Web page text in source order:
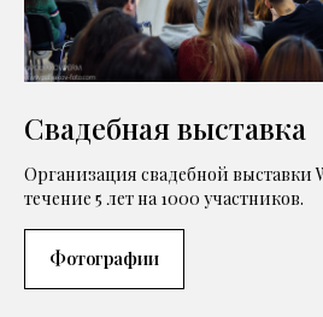
Свадебная выставка
Организация свадебной выставки
течение 5 лет на 1000 участников.
Фотографии